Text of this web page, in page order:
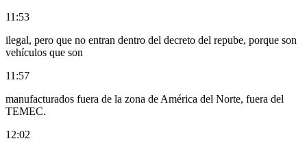
11:53
ilegal, pero que no entran dentro del decreto del repube, porque son
vehículos que son
11:57
manufacturados fuera de la zona de América del Norte, fuera del
TEMEC.
12:02